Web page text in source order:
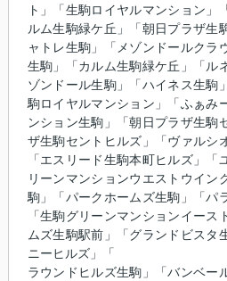
ト」「生駒ロイヤルマンション」
ルム生駒緑ケ丘」「朝日プラザ生
ャトレ生駒」「メゾンドールクラ
生駒」「カルム生駒緑ケ丘」「ル
ゾンドール生駒」「ハイネス生駒
駒ロイヤルマンション」「ふぁみ
ンション生駒」「朝日プラザ生駒
ザ生駒セントヒルズ」「ヴァルシ
「エスリード生駒本町ヒルズ」
リーンマンションウエストウイン
駒」「パークホームズ生駒」「パ
「生駒グリーンマンションイース
ムズ生駒駅前」「グランドビスタ
ニーヒルズ」「
ラウンドヒルズ生駒」「バンベー